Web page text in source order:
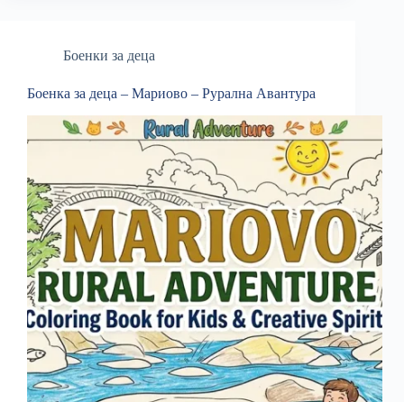
Боенки за деца
Боенка за деца – Мариово – Рурална Авантура